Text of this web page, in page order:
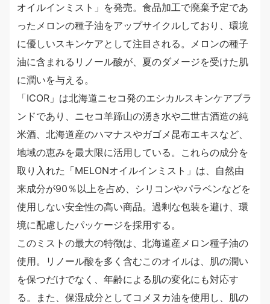
オイルインミスト」を発売。食品加工で廃棄予定であ
ったメロンの種子油をアップサイクルしており、環境
に優しいスキンケアとして注目される。メロンの種子
油に含まれるリノール酸が、夏のダメージを受けた肌
に潤いを与える。
「ICOR」は北海道ニセコ発のエシカルスキンケアブラ
ンドであり、ニセコ羊蹄山の湧き水や二世古酒造の純
米酒、北海道産のハマナスやガゴメ昆布エキスなど、
地域の恵みを最大限に活用している。これらの成分を
取り入れた「MELONオイルインミスト」は、自然由
来成分が90％以上を占め、シリコンやパラベンなどを
使用しない安全性の高い商品。過剰な包装を避け、環
境に配慮したパッケージを採用する。
このミストの最大の特徴は、北海道産メロン種子油の
使用。リノール酸を多く含むこのオイルは、肌の潤い
を保つだけでなく、年齢による肌の変化にも対応す
る。また、保湿成分としてコメヌカ油を使用し、肌の